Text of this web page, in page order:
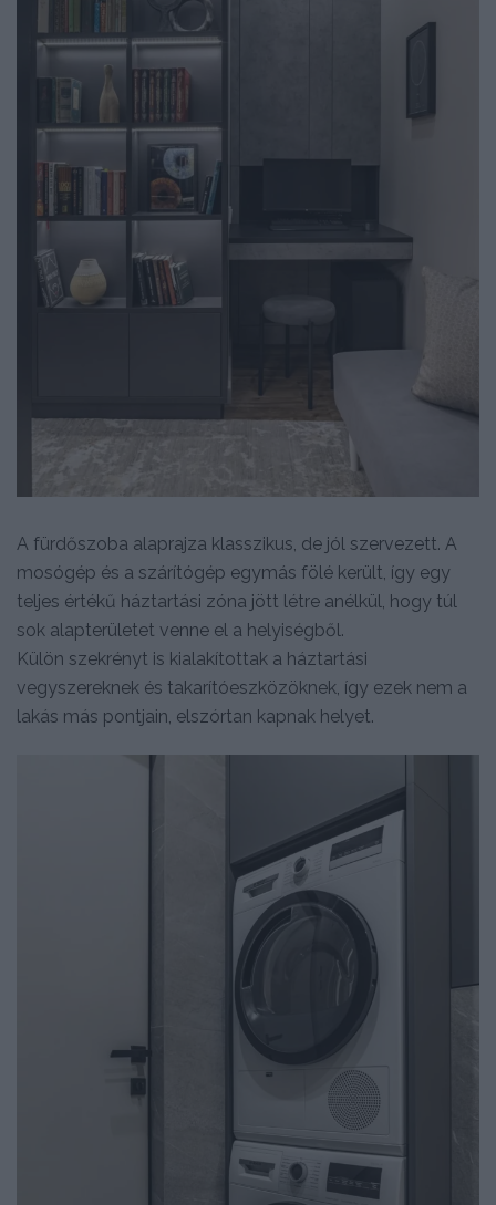
A fürdőszoba alaprajza klasszikus, de jól szervezett. A
mosógép és a szárítógép egymás fölé került, így egy
teljes értékű háztartási zóna jött létre anélkül, hogy túl
sok alapterületet venne el a helyiségből.
Külön szekrényt is kialakítottak a háztartási
vegyszereknek és takarítóeszközöknek, így ezek nem a
lakás más pontjain, elszórtan kapnak helyet.